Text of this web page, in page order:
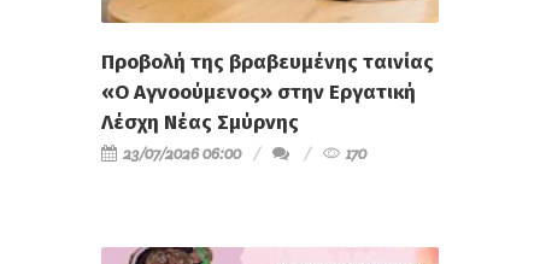
Προβολή της βραβευμένης ταινίας
«Ο Αγνοούμενος» στην Εργατική
Λέσχη Νέας Σμύρνης
23/07/2026 06:00 170